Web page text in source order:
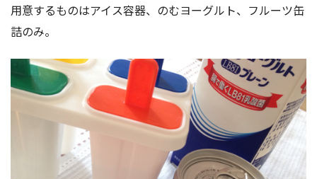
用意するものはアイス容器、のむヨーグルト、フルーツ缶
詰のみ。